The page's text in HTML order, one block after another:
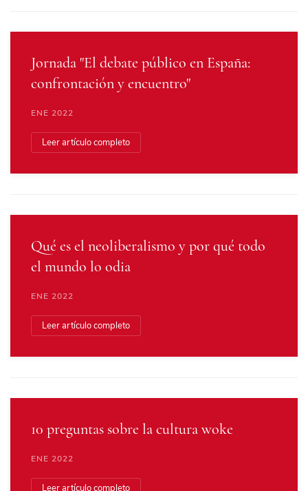
Jornada "El debate público en España:
confrontación y encuentro"
ENE 2022
Leer artículo completo
Qué es el neoliberalismo y por qué todo
el mundo lo odia
ENE 2022
Leer artículo completo
10 preguntas sobre la cultura woke
ENE 2022
Leer artículo completo